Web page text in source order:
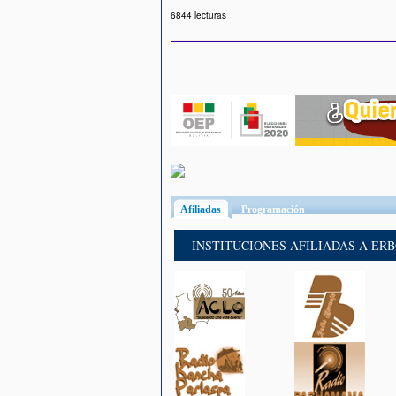
6844 lecturas
Afiliadas (solapa activa)
Programación
INSTITUCIONES AFILIADAS A